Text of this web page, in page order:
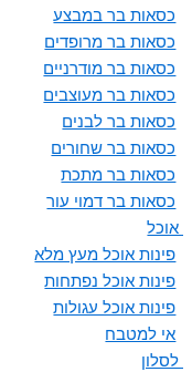
כסאות בר במבצע
כסאות בר מרופדים
כסאות בר מודרניים
כסאות בר מעוצבים
כסאות בר לבנים
כסאות בר שחורים
כסאות בר מתכת
כסאות בר דמוי עור
אוכל
פינות אוכל מעץ מלא
פינות אוכל נפתחות
פינות אוכל עגולות
אי למטבח
לסלון